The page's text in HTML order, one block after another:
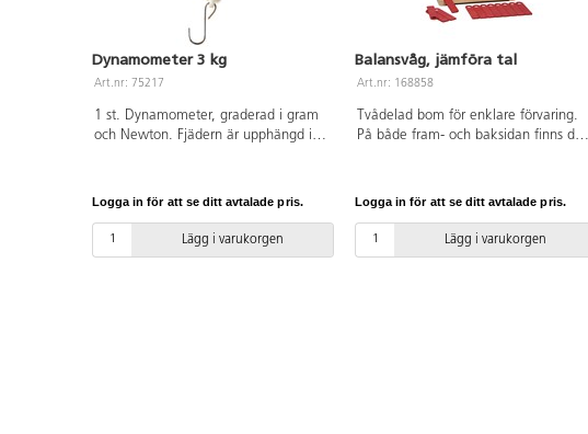
Dynamometer 3 kg
Art.nr: 75217
1 st. Dynamometer, graderad i gram
och Newton. Fjädern är upphängd i
att mäta både tyngdkraft och
plast.
Logga in för att se ditt avtalade pris.
Lägg i varukorgen
Balansvåg, jämföra tal
Art.nr: 168858
Tvådelad bom för enklare förvaring.
På både fram- och baksidan finns det
med siffrorna 1–10 från vridpunkten.
krok. 22 hängvikter ingår i
balansvågen för uträkningar inom
Logga in för att se ditt avtalade pris.
Lägg i varukorgen